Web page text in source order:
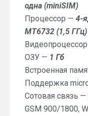
одна (miniSIM)
Процессор — 4-
MT6732 (1,5 ГГц)
ОЗУ — 1 Гб
Встроенная
Поддержка
Сотовая связь —
GSM 900/1800,